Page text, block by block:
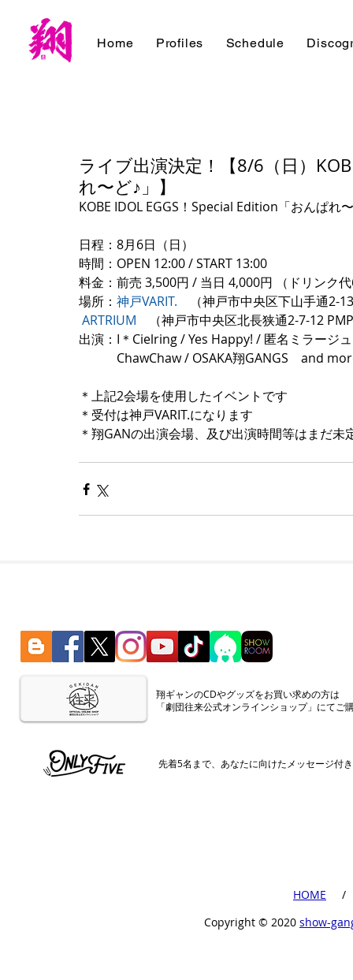
Home Profiles Schedule
ライブ出演決定！【8/6（日）
れ〜ど♪」】
KOBE IDOL EGGS！Special Edition「おんぱれ
日程：8月6日（日）
時間：OPEN 12:00 / START 13:00
料金：前売 3,500円 / 当日 4,000円 （ドリンク
場所： 神戸VARIT. （神戸市中央区下山手通2-
ARTRIUM （神戸市中央区北長狭通2-7-12
出演：I＊Cielring / Yes Happy! / 匿名ミラージ
ChawChaw / OSAKA翔GANGS　and
＊上記2会場を使用したイベントです
＊受付は神戸VARIT.になります
＊翔GANの出演会場、及び出演時間等はまだ未
​翔ギャンのCDやグッズをお買い求めの方は
「劇団往来公式オンラインショップ」にてご
先着5名まで、あなたに向けたメッセージ付
​HOME
​ /
Copyright ©︎ 2020 show-